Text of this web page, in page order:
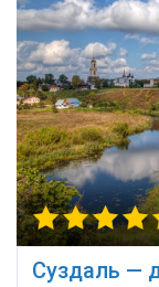
Суздаль —